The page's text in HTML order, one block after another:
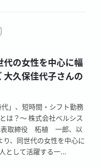
の女性を中心に幅
大久保佳代子さんの
」、短時間・シフト勤務
は？～ 株式会社ベルシス
表取締役 柘植 一郎、以
、同世代の女性を中心に
として活躍する一...